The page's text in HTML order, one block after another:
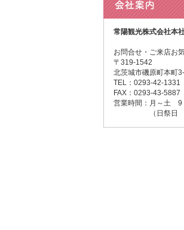
常陽観光株式会社本
お問合せ・ご来店お
〒319-1542
北茨城市磯原町本町
TEL：0293-42-1331
FAX：0293-43-5887
営業時間：月～土 9
（日祭日 休